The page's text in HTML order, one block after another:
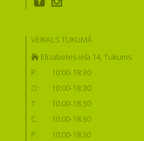
VEIKALS TUKUMĀ
Elizabetes iela 14, Tukums
P:
10:00-18:30
O:
10:00-18:30
T:
10:00-18:30
C:
10:00-18:30
P:
10:00-18:30